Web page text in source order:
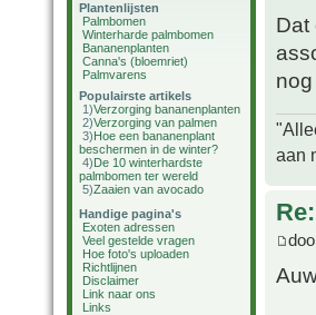
Plantenlijsten
Palmbomen
Winterharde palmbomen
Bananenplanten
Canna's (bloemriet)
Palmvarens
Populairste artikels
1)Verzorging bananenplanten
2)Verzorging van palmen
3)Hoe een bananenplant
beschermen in de winter?
4)De 10 winterhardste
palmbomen ter wereld
5)Zaaien van avocado
Handige pagina's
Exoten adressen
Veel gestelde vragen
Hoe foto's uploaden
Richtlijnen
Disclaimer
Link naar ons
Links
Dat
aan